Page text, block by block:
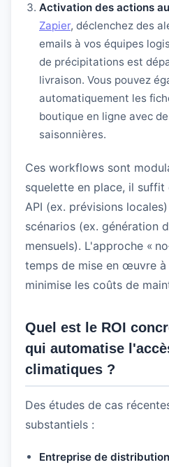
Activation des actions
Zapier, déclenchez des
emails à vos équipes
de précipitations est
livraison. Vous pouvez
automatiquement les
boutique en ligne avec
saisonnières.
Ces workflows sont
squelette en place, il
API (ex. prévisions
scénarios (ex. génération
mensuels). L'approche «
temps de mise en œuvre à
minimise les coûts de
Quel est le ROI
qui automatise
climatiques ?
Des études de cas
substantiels :
Entreprise de